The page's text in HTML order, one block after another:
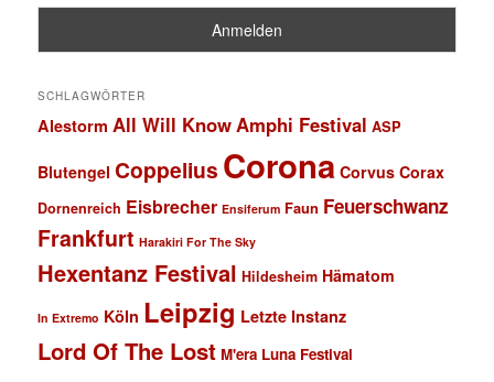
SCHLAGWÖRTER
Alestorm All Will KnowAmphi Festival ASP
Blutengel Coppelius Corona Corvus Corax
Dornenreich Eisbrecher Ensiferum Faun Feuerschwanz
Frankfurt Harakiri For The Sky
Hexentanz Festival Hildesheim Hämatom
In Extremo Köln Leipzig Letzte Instanz
Lord Of The Lost M'era Luna Festival